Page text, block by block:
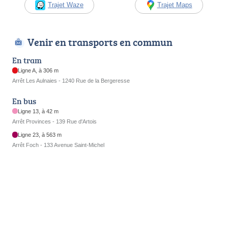
Trajet Waze Trajet Maps
Venir en transports en commun
En tram
Ligne A, à 306 m
Arrêt Les Aulnaies - 1240 Rue de la Bergeresse
En bus
Ligne 13, à 42 m
Arrêt Provinces - 139 Rue d'Artois
Ligne 23, à 563 m
Arrêt Foch - 133 Avenue Saint-Michel